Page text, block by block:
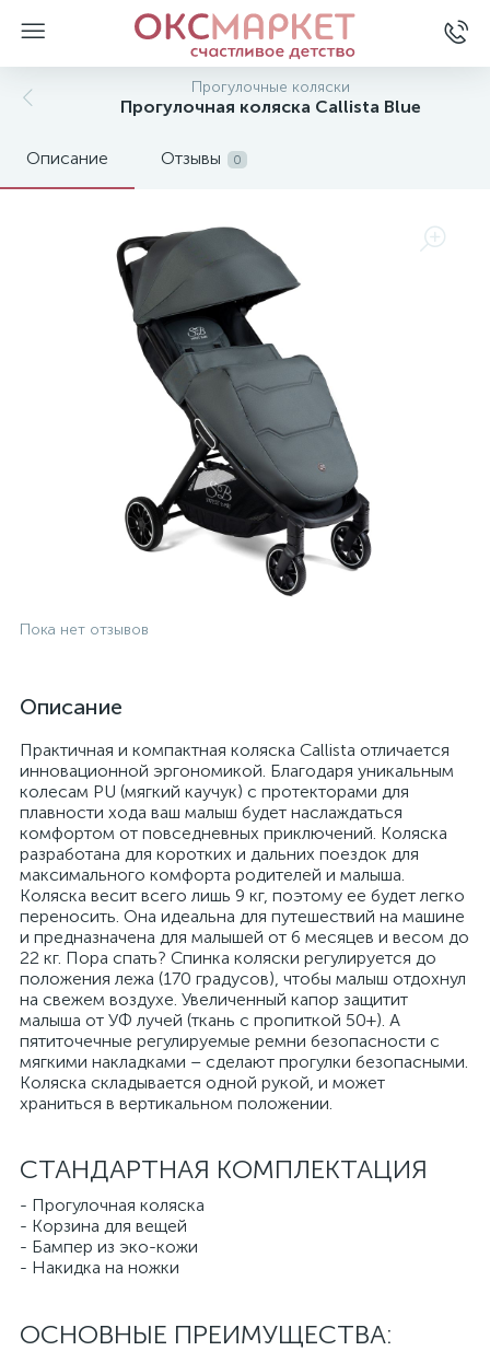
Прогулочные коляски
Прогулочная коляска Callista Blue
Описание Отзывы 0
Пока нет отзывов
Описание
Практичная и компактная коляска Callista отличается
инновационной эргономикой. Благодаря уникальным
колесам PU (мягкий каучук) с протекторами для
плавности хода ваш малыш будет наслаждаться
комфортом от повседневных приключений. Коляска
разработана для коротких и дальних поездок для
максимального комфорта родителей и малыша.
Коляска весит всего лишь 9 кг, поэтому ее будет легко
переносить. Она идеальна для путешествий на машине
и предназначена для малышей от 6 месяцев и весом до
22 кг. Пора спать? Спинка коляски регулируется до
положения лежа (170 градусов), чтобы малыш отдохнул
на свежем воздухе. Увеличенный капор защитит
малыша от УФ лучей (ткань с пропиткой 50+). А
пятиточечные регулируемые ремни безопасности с
мягкими накладками – сделают прогулки безопасными.
Коляска складывается одной рукой, и может
храниться в вертикальном положении.
СТАНДАРТНАЯ КОМПЛЕКТАЦИЯ
- Прогулочная коляска
- Корзина для вещей
- Бампер из эко-кожи
- Накидка на ножки
ОСНОВНЫЕ ПРЕИМУЩЕСТВА: